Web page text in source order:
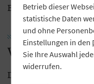
Bedienung der
Wenig effektive
Der Abbau der
Betrieb dieser
statistische Daten
und ohne
Einstellungen in den
Sie Ihre Auswahl
widerrufen.